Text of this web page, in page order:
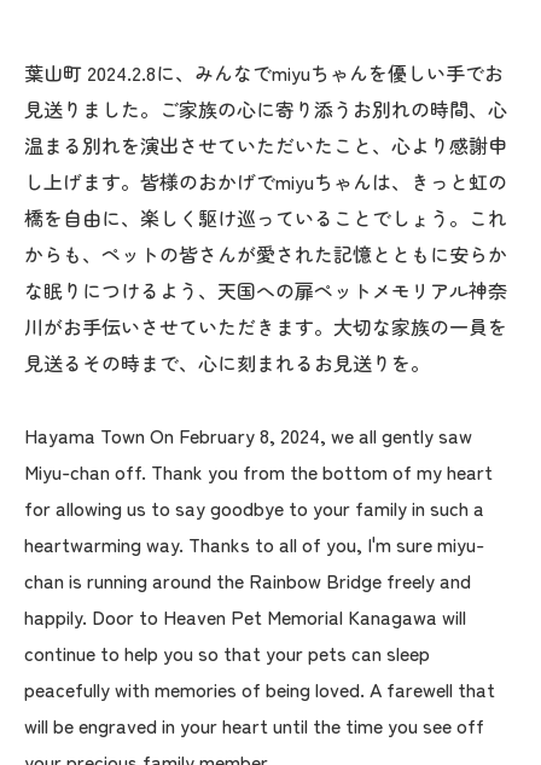
葉山町 2024.2.8に、みんなでmiyuちゃんを優しい手でお
見送りました。ご家族の心に寄り添うお別れの時間、心
温まる別れを演出させていただいたこと、心より感謝申
し上げます。皆様のおかげでmiyuちゃんは、きっと虹の
橋を自由に、楽しく駆け巡っていることでしょう。これ
からも、ペットの皆さんが愛された記憶とともに安らか
な眠りにつけるよう、天国への扉ペットメモリアル神奈
川がお手伝いさせていただきます。大切な家族の一員を
見送るその時まで、心に刻まれるお見送りを。
Hayama Town On February 8, 2024, we all gently saw
Miyu-chan off. Thank you from the bottom of my heart
for allowing us to say goodbye to your family in such a
heartwarming way. Thanks to all of you, I'm sure miyu-
chan is running around the Rainbow Bridge freely and
happily. Door to Heaven Pet Memorial Kanagawa will
continue to help you so that your pets can sleep
peacefully with memories of being loved. A farewell that
will be engraved in your heart until the time you see off